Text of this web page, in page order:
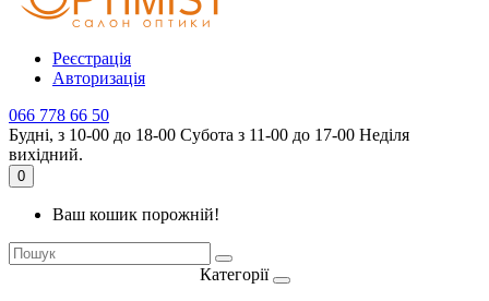
Реєстрація
Авторизація
066 778 66 50
Будні, з 10-00 до 18-00 Субота з 11-00 до 17-00 Неділя
вихідний.
0
Ваш кошик порожній!
Категорії